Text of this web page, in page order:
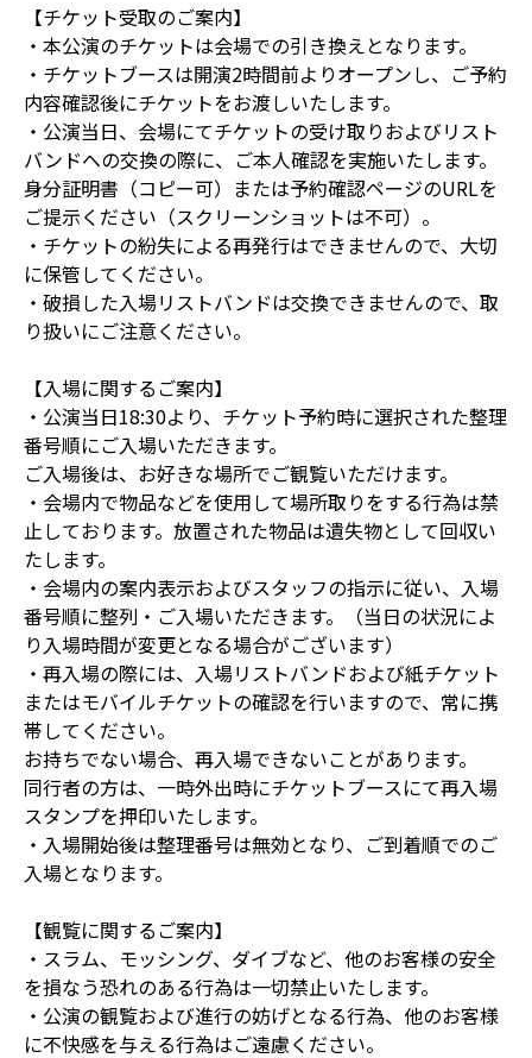
【チケット受取のご案内】
・本公演のチケットは会場での引き換えとなります。
・チケットブースは開演2時間前よりオープンし、ご予約
内容確認後にチケットをお渡しいたします。
・公演当日、会場にてチケットの受け取りおよびリスト
バンドへの交換の際に、ご本人確認を実施いたします。
身分証明書（コピー可）または予約確認ページのURLを
ご提示ください（スクリーンショットは不可）。
・チケットの紛失による再発行はできませんので、大切
に保管してください。
・破損した入場リストバンドは交換できませんので、取
り扱いにご注意ください。
【入場に関するご案内】
・公演当日18:30より、チケット予約時に選択された整理
番号順にご入場いただきます。
ご入場後は、お好きな場所でご観覧いただけます。
・会場内で物品などを使用して場所取りをする行為は禁
止しております。放置された物品は遺失物として回収い
たします。
・会場内の案内表示およびスタッフの指示に従い、入場
番号順に整列・ご入場いただきます。（当日の状況によ
り入場時間が変更となる場合がございます）
・再入場の際には、入場リストバンドおよび紙チケット
またはモバイルチケットの確認を行いますので、常に携
帯してください。
お持ちでない場合、再入場できないことがあります。
同行者の方は、一時外出時にチケットブースにて再入場
スタンプを押印いたします。
・入場開始後は整理番号は無効となり、ご到着順でのご
入場となります。
【観覧に関するご案内】
・スラム、モッシング、ダイブなど、他のお客様の安全
を損なう恐れのある行為は一切禁止いたします。
・公演の観覧および進行の妨げとなる行為、他のお客様
に不快感を与える行為はご遠慮ください。